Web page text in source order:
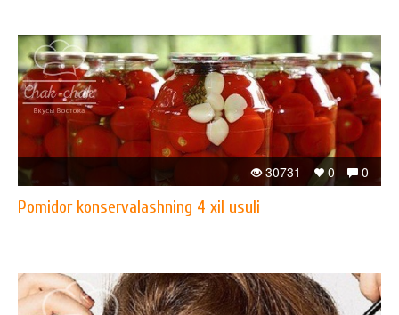
0
0
30731
Pomidor konservalashning 4 xil usuli